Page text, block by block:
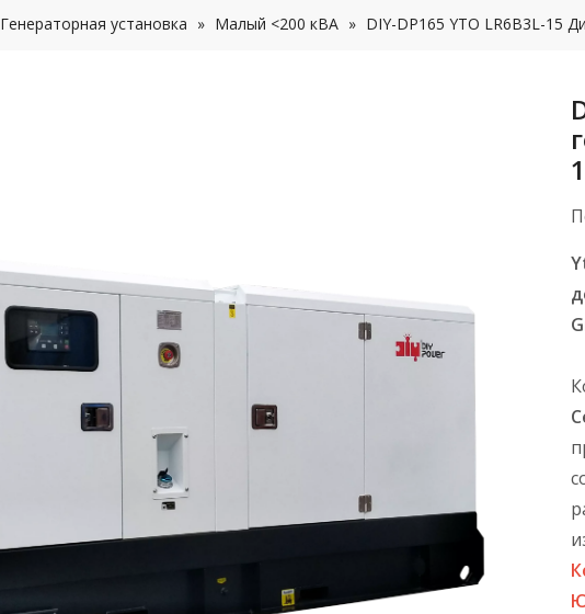
Генераторная установка » Малый <200 кВА » DIY-DP165 YTO LR6B3L-15